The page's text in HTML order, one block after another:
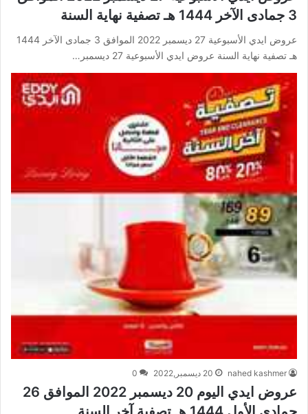
3 جمادى الآخر 1444 هـ تصفية نهاية السنة
عروض ايدي الأسبوعية 27 ديسمبر 2022 الموافق 3 جمادى الآخر 1444
هـ تصفية نهاية السنة عروض ايدي الأسبوعية 27 ديسمبر…
nahed kashmer 20 ديسمبر,2022 0
عروض ايدي اليوم 20 ديسمبر 2022 الموافق 26